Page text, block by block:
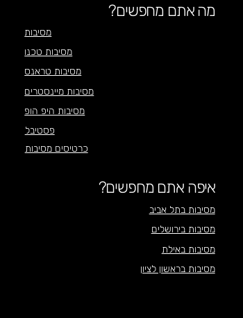
מה אתם מחפשים?
מסיבות
מסיבות טכנו
מסיבות טראנס
מסיבות מיינסטרים
מסיבות היפ הופ
פסטיבל
כרטיסים מסיבות
איפה אתם מחפשים?
מסיבות בתל אביב
מסיבות בירושלים
מסיבות באילת
מסיבות בראשון לציון